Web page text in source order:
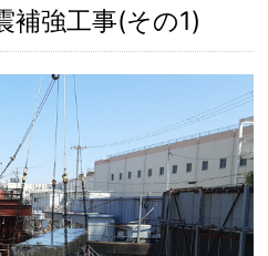
補強工事(その1)